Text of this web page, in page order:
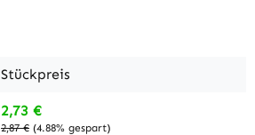
Stückpreis
2,73 €
2,87 € (4.88% gespart)